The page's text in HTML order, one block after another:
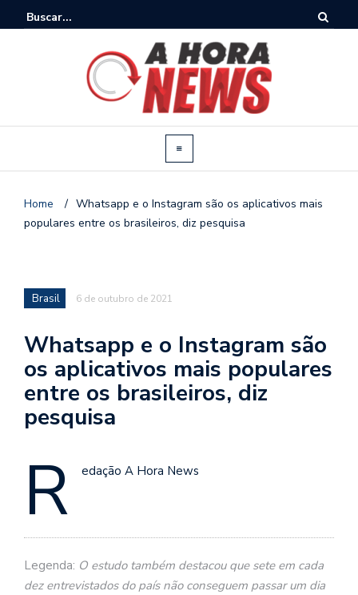
Home / Whatsapp e o Instagram são os aplicativos mais
populares entre os brasileiros, diz pesquisa
Brasil 6 de outubro de 2021
Whatsapp e o Instagram são
os aplicativos mais populares
entre os brasileiros, diz
pesquisa
R edação A Hora News
Legenda: O estudo também destacou que sete em cada
dez entrevistados do país não conseguem passar um dia